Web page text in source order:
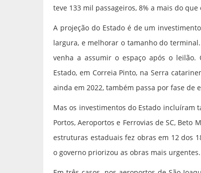
teve 133 mil passageiros, 8% a mais do que
A projeção do Estado é de um
largura, e melhorar o tamanho do
venha a assumir o espaço após o leilão.
Estado, em Correia Pinto, na Serra
ainda em 2022, também passa por fase de
Mas os investimentos do Estado incluíram
Portos, Aeroportos e Ferrovias de SC,
estruturas estaduais fez obras em 12 dos
o governo priorizou as obras mais urgentes.